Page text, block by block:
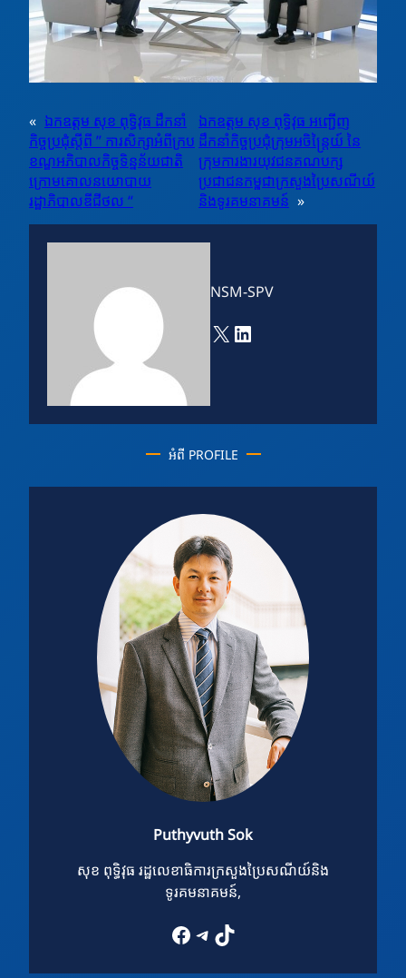
« ឯកឧត្តម សុខ ពុទ្ធិវុធ ដឹកនាំ
កិច្ចប្រជុំស្តីពី ” ការសិក្សាអំពីក្រប
ខណ្ឌអភិបាលកិច្ចទិន្នន័យជាតិ
ក្រោមគោលនយោបាយ
រដ្ឋាភិបាលឌីជីថល “
ឯកឧត្តម សុខ ពុទ្ធិវុធ អញ្ជើញ
ដឹកនាំកិច្ចប្រជុំក្រុមអចិន្រ្តៃយ៍ នៃ
ក្រុមការងារយុវជនគណបក្ស
ប្រជាជនកម្ពុជាក្រសួងប្រៃសណីយ៍
និងទូរគមនាគមន៍ »
NSM-SPV
X LinkedIn
អំពី PROFILE
Puthyvuth Sok
សុខ ពុទ្ធិវុធ រដ្ឋលេខាធិការក្រសួងប្រៃសណីយ៍និង
ទូរគមនាគមន៍,
Facebook Telegram TikTok